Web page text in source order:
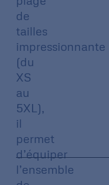
de
tailles
impressionnante
(du
XS
au
5XL),
il
permet
d’équiper
l’ensemble